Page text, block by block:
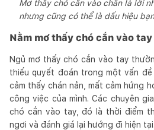
Mơ thấy chó cắn vào chân là lời
nhưng cũng có thể là dấu hiệu
Nằm mơ thấy chó cắn vào tay
Ngủ mơ thấy chó cắn vào tay
thiếu quyết đoán trong một vấn
cảm thấy chán nản, mất cảm hứng
công việc của mình. Các chuyên
chó cắn vào tay, đó là thời điểm
ngơi và đánh giá lại hướng đi hiện tại.